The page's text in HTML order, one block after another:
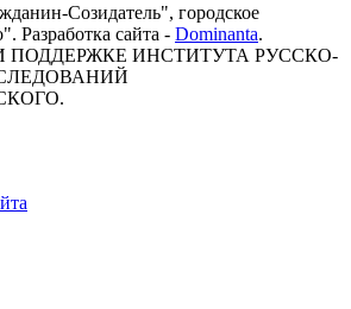
Созидатель", городское
Разработка сайта - Dominanta.
ПОДДЕРЖКЕ ИНСТИТУТА РУССКО-